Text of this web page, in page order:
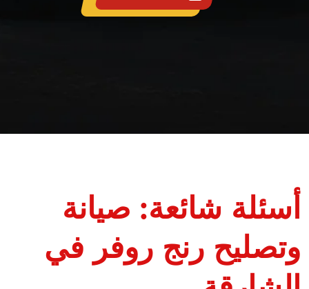
أسئلة شائعة: صيانة
وتصليح رنج روفر في
الشارقة